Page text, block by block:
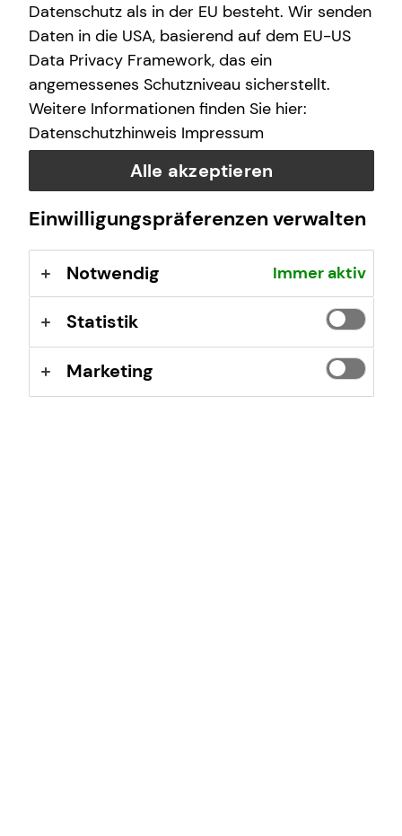
schwere Krankheit – und schon ist nichts mehr, wie es
war. Deshalb ist die individuelle Arbeitskraftabsicherung
so wichtig für dich.
Datenschutz als in der EU besteht. Wir senden
Daten in die USA, basierend auf dem EU-US
Data Privacy Framework, das ein
angemessenes Schutzniveau sicherstellt.
Weitere Informationen finden Sie hier:
Datenschutzhinweis Impressum
Alle akzeptieren
Einwilligungspräferenzen verwalten
Notwendig Immer aktiv
Statistik
Marketing